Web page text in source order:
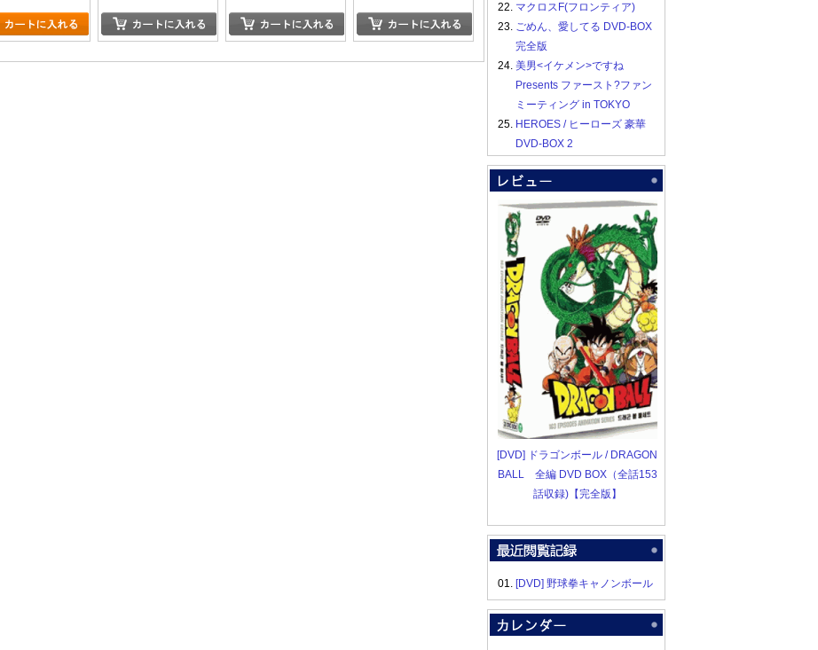
22. マクロスF(フロンティア)
23. ごめん、愛してる DVD-BOX
完全版
24. 美男<イケメン>ですね
Presents ファースト?ファン
ミーティング in TOKYO
25. HEROES / ヒーローズ 豪華
DVD-BOX 2
[DVD] ドラゴンボール / DRAGON
BALL 全編 DVD BOX（全話153
話収録)【完全版】
01. [DVD] 野球拳キャノンボール